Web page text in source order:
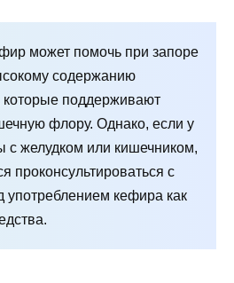
может помочь при запоре
содержанию
которые поддерживают
флору. Однако, если у
с желудком или кишечником,
проконсультироваться с
употреблением кефира как